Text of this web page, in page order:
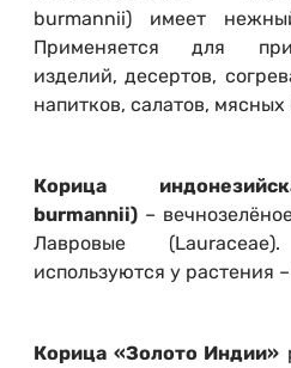
burmannii) имеет
Применяется для
изделий, десертов,
напитков, салатов,
Корица
burmannii) –
Лавровые
используются у растения
Корица «Золото Индии»